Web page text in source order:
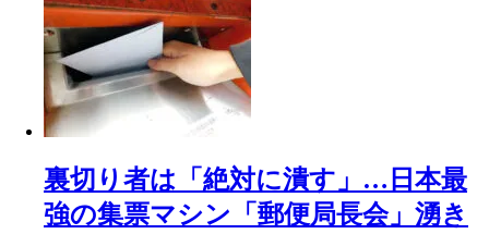
裏切り者は「絶対に潰す」…日本最
強の集票マシン「郵便局長会」湧き